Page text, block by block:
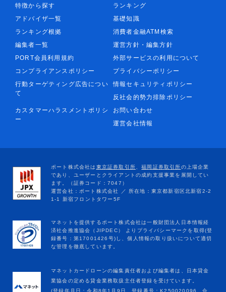
特徴から探す
ランキング
アドバイザ一覧
基礎知識
ランキング根拠
消費者金融ATM検索
編集者一覧
運営方針・編集方針
PORT会員利用規約
外部サービスの利用について
コンプライアンスポリシー
プライバシーポリシー
行動ターゲティング広告につい
て
情報セキュリティポリシー
反社会的勢力排除ポリシー
カスタマーハラスメントポリシ
ー
お問い合わせ
運営会社情報
マネットカードローンの編集責任者および編集者は、日本貸金
業協会の定める貸金業務取扱主任者登録を受けています。
(登録年月日：令和8年1月9日、登録番号：K250020096、合